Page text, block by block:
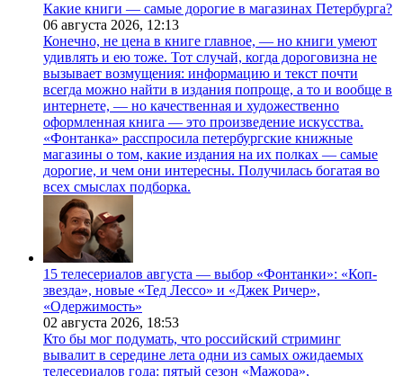
Какие книги — самые дорогие в магазинах Петербурга?
06 августа 2026, 12:13
Конечно, не цена в книге главное, — но книги умеют
удивлять и ею тоже. Тот случай, когда дороговизна не
вызывает возмущения: информацию и текст почти
всегда можно найти в издания попроще, а то и вообще в
интернете, — но качественная и художественно
оформленная книга — это произведение искусства.
«Фонтанка» расспросила петербургские книжные
магазины о том, какие издания на их полках — самые
дорогие, и чем они интересны. Получилась богатая во
всех смыслах подборка.
15 телесериалов августа — выбор «Фонтанки»: «Коп-
звезда», новые «Тед Лессо» и «Джек Ричер»,
«Одержимость»
02 августа 2026, 18:53
Кто бы мог подумать, что российский стриминг
вывалит в середине лета одни из самых ожидаемых
телесериалов года: пятый сезон «Мажора»,